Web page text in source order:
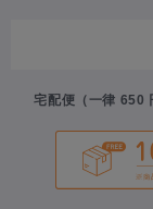
宅配便（一律 650